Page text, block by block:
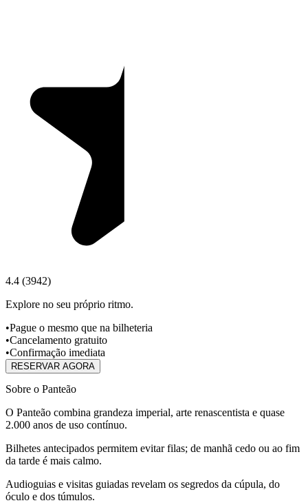
4.4 (3942)
Explore no seu próprio ritmo.
•Pague o mesmo que na bilheteria
•Cancelamento gratuito
•Confirmação imediata
RESERVAR AGORA
Sobre o Panteão
O Panteão combina grandeza imperial, arte renascentista e quase
2.000 anos de uso contínuo.
Bilhetes antecipados permitem evitar filas; de manhã cedo ou ao fim
da tarde é mais calmo.
Audioguias e visitas guiadas revelam os segredos da cúpula, do
óculo e dos túmulos.